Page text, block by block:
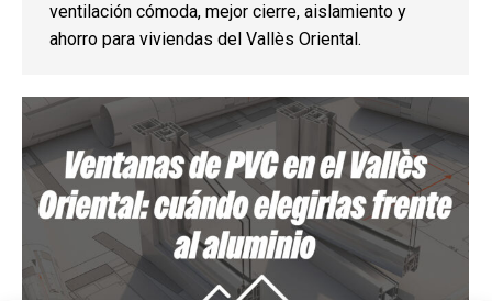
ventilación cómoda, mejor cierre, aislamiento y
ahorro para viviendas del Vallès Oriental.